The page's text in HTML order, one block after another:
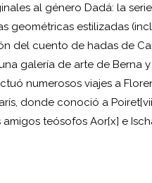
al género Dadá: la
geométricas estilizadas
del cuento de hadas de
galería de arte de Berna
numerosos viajes a
donde conoció a
teósofos Aor[x] e